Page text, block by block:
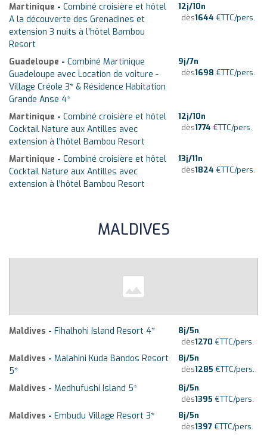
Martinique - Combiné croisière et hôtel
A la découverte des Grenadines et
extension 3 nuits à l'hôtel Bambou
Resort
12j/10n
dès1644 €TTC/pers.
Guadeloupe - Combiné Martinique
Guadeloupe avec Location de voiture -
Village Créole 3* & Résidence Habitation
Grande Anse 4*
9j/7n
dès1698 €TTC/pers.
Martinique - Combiné croisière et hôtel
Cocktail Nature aux Antilles avec
extension à l'hôtel Bambou Resort
12j/10n
dès1774 €TTC/pers.
Martinique - Combiné croisière et hôtel
Cocktail Nature aux Antilles avec
extension à l'hôtel Bambou Resort
13j/11n
dès1824 €TTC/pers.
MALDIVES
Maldives - Fihalhohi Island Resort 4* 8j/5n
dès1270 €TTC/pers.
Maldives - Malahini Kuda Bandos Resort
5*
8j/5n
dès1285 €TTC/pers.
Maldives - Medhufushi Island 5* 8j/5n
dès1395 €TTC/pers.
Maldives - Embudu Village Resort 3* 8j/5n
dès1397€TTC/pers.